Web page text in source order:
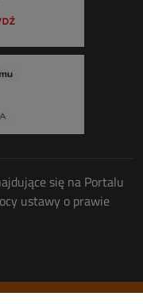
się na Portalu
ustawy o prawie